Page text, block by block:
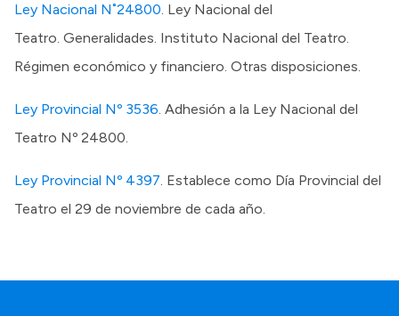
Ley Nacional N˚24800. Ley Nacional del
Teatro. Generalidades. Instituto Nacional del Teatro.
Régimen económico y financiero. Otras disposiciones.
Ley Provincial Nº 3536. Adhesión a la Ley Nacional del
Teatro Nº 24800.
Ley Provincial Nº 4397. Establece como Día Provincial del
Teatro el 29 de noviembre de cada año.